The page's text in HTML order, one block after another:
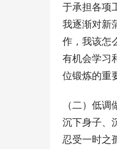
于承担各项
我逐渐对新
作，我该怎
有机会学习
位锻炼的重
（二）低
沉下身子、
忍受一时之